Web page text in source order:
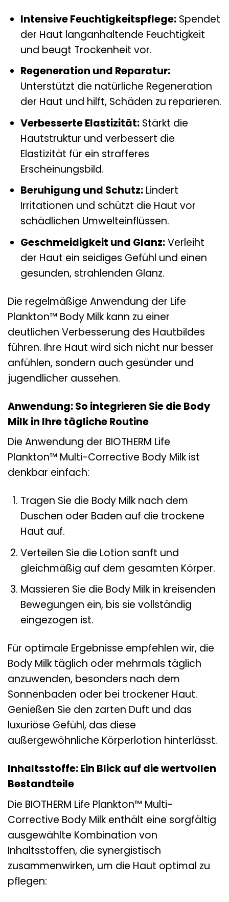
Intensive Feuchtigkeitspflege:Spendet
der Haut langanhaltende Feuchtigkeit
und beugt Trockenheit vor.
Regeneration und Reparatur:
Unterstützt die natürliche Regeneration
der Haut und hilft, Schäden zu reparieren.
Verbesserte Elastizität:Stärkt die
Hautstruktur und verbessert die
Elastizität für ein strafferes
Erscheinungsbild.
Beruhigung und Schutz:Lindert
Irritationen und schützt die Haut vor
schädlichen Umwelteinflüssen.
Geschmeidigkeit und Glanz:Verleiht
der Haut ein seidiges Gefühl und einen
gesunden, strahlenden Glanz.
Die regelmäßige Anwendung der Life
Plankton™ Body Milk kann zu einer
deutlichen Verbesserung des Hautbildes
führen. Ihre Haut wird sich nicht nur besser
anfühlen, sondern auch gesünder und
jugendlicher aussehen.
Anwendung: So integrieren Sie die Body
Milk in Ihre tägliche Routine
Die Anwendung der BIOTHERM Life
Plankton™ Multi-Corrective Body Milk ist
denkbar einfach:
Tragen Sie die Body Milk nach dem
Duschen oder Baden auf die trockene
Haut auf.
Verteilen Sie die Lotion sanft und
gleichmäßig auf dem gesamten Körper.
Massieren Sie die Body Milk in kreisenden
Bewegungen ein, bis sie vollständig
eingezogen ist.
Für optimale Ergebnisse empfehlen wir, die
Body Milk täglich oder mehrmals täglich
anzuwenden, besonders nach dem
Sonnenbaden oder bei trockener Haut.
Genießen Sie den zarten Duft und das
luxuriöse Gefühl, das diese
außergewöhnliche Körperlotion hinterlässt.
Inhaltsstoffe: Ein Blick auf die wertvollen
Bestandteile
Die BIOTHERM Life Plankton™ Multi-
Corrective Body Milk enthält eine sorgfältig
ausgewählte Kombination von
Inhaltsstoffen, die synergistisch
zusammenwirken, um die Haut optimal zu
pflegen: